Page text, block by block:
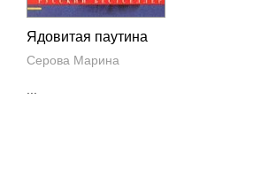
Ядовитая паутина
Серова Марина